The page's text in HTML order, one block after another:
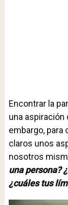
Encontrar la
una
embargo, para
claros unos
nosotros
una persona?
¿cuáles tus